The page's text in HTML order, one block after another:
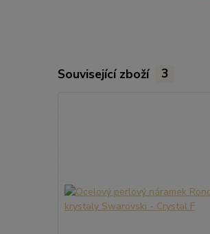
Související zboží 3